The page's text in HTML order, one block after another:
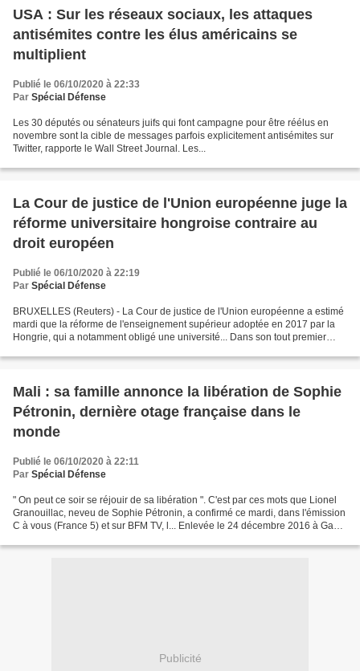
USA : Sur les réseaux sociaux, les attaques
antisémites contre les élus américains se
multiplient
Publié le 06/10/2020 à 22:33
Par Spécial Défense
Les 30 députés ou sénateurs juifs qui font campagne pour être réélus en
novembre sont la cible de messages parfois explicitement antisémites sur
Twitter, rapporte le Wall Street Journal. Les...
La Cour de justice de l'Union européenne juge la
réforme universitaire hongroise contraire au
droit européen
Publié le 06/10/2020 à 22:19
Par Spécial Défense
BRUXELLES (Reuters) - La Cour de justice de l'Union européenne a estimé
mardi que la réforme de l'enseignement supérieur adoptée en 2017 par la
Hongrie, qui a notamment obligé une université... Dans son tout premier
Mali : sa famille annonce la libération de Sophie
Pétronin, dernière otage française dans le
monde
Publié le 06/10/2020 à 22:11
Par Spécial Défense
" On peut ce soir se réjouir de sa libération ". C'est par ces mots que Lionel
Granouillac, neveu de Sophie Pétronin, a confirmé ce mardi, dans l'émission
C à vous (France 5) et sur BFM TV, l... Enlevée le 24 décembre 2016 à Gao
Publicité